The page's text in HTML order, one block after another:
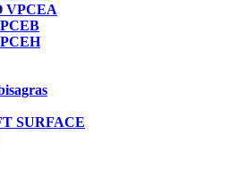
VPCEA
SURFACE